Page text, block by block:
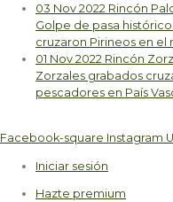
03 Nov 2022 Rincón
Golpe de pasa
cruzaron Pirineos en el
01 Nov 2022 Rincón
Zorzales grabados
pescadores en País
Facebook-square Instagram
Iniciar sesión
Hazte premium